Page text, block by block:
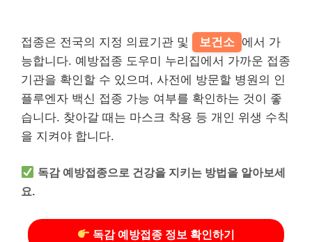
접종은 전국의 지정 의료기관 및 보건소 에서 가
능합니다. 예방접종 도우미 누리집에서 가까운 접종
기관을 확인할 수 있으며, 사전에 방문할 병원의 인
플루엔자 백신 접종 가능 여부를 확인하는 것이 좋
습니다. 찾아갈 때는 마스크 착용 등 개인 위생 수칙
을 지켜야 합니다.
독감 예방접종으로 건강을 지키는 방법을 알아보세
요.
독감 예방접종 정보 확인하기